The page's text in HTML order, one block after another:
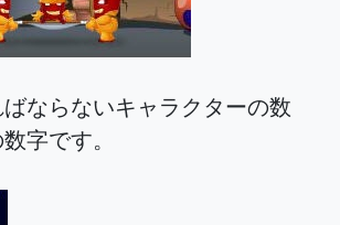
ならないキャラクターの数
字です。